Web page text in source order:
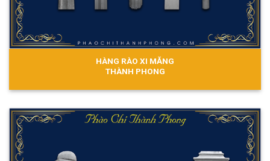
HÀNG RÀO XI MĂNG
THÀNH PHONG